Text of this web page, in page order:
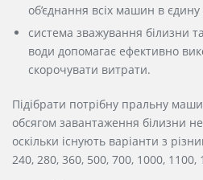
об’єднання всіх машин в
система зважування білизни
води допомагає ефективно
скорочувати витрати.
Підібрати потрібну пральну
обсягом завантаження білизни
оскільки існують варіанти з
240, 280, 360, 500, 700, 1000, 1100,